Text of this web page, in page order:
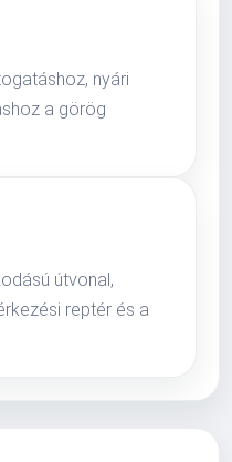
nyári
a görög
útvonal,
reptér és a